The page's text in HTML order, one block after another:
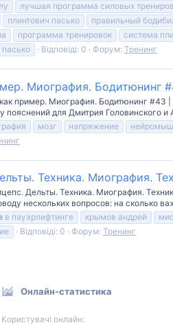
лучшая программа силовых
плинтович пасько правильный
программа тренировок система
Відповіді: 0 Форум: Тренинг
Миография. Бодитюнинг
пример. Миография. Бодитюнинг #43
пояснений для Дмитрия Головинского и
мозг напряжение
Техника. Миография.
Дельты. Техника. Миография.
нескольких вопросов: на сколько
в пауэрлифтинге крымов андрей
Відповіді: 0 Форум: Тренинг
Онлайн-статистика
Користувачі онлайн